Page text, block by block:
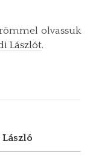
olvassuk
Lászlót.